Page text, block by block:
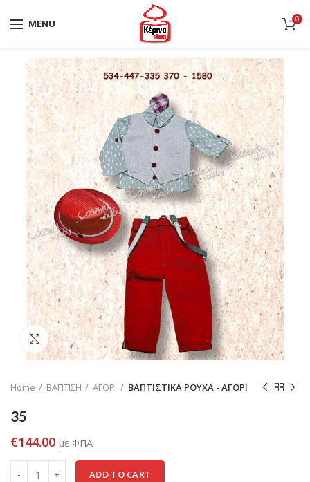
MENU 0
Click to enlarge
Home ΒΑΠΤΙΣΗ ΑΓΟΡΙ ΒΑΠΤΙΣΤΙΚΑ ΡΟΥΧΑ - ΑΓΟΡΙ
35
€144.00 με ΦΠΑ
ADD TO CART